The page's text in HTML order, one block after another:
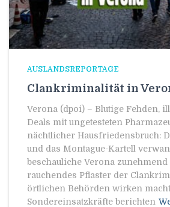
AUSLANDSREPORTAGE
Clankriminalität in
Verona (dpoi) – Blutige Fehden,
Deals mit ungetesteten
nächtlicher Hausfriedensbruch:
und das Montague-Kartell
beschauliche Verona
rauchendes Pflaster der
örtlichen Behörden wirken
Sondereinsatzkräfte berichten